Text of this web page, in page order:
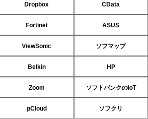
Dropbox CData
Fortinet ASUS
ViewSonic ソフマップ
Belkin HP
Zoom ソフトバンクのIoT
pCloud ソフクリ